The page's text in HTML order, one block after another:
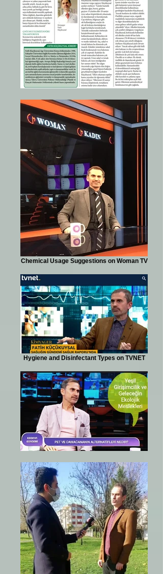
Chemical Usage Suggestions on Woman TV
Hygiene and Disinfectant Types on TVNET